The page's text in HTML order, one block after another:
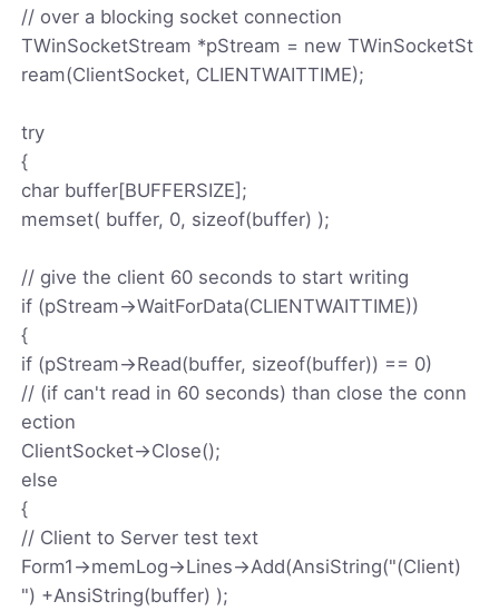
// over a blocking socket connection
TWinSocketStream *pStream = new TWinSocketSt
ream(ClientSocket, CLIENTWAITTIME);
try
{
char buffer[BUFFERSIZE];
memset( buffer, 0, sizeof(buffer) );
// give the client 60 seconds to start writing
if (pStream->WaitForData(CLIENTWAITTIME))
{
if (pStream->Read(buffer, sizeof(buffer)) == 0)
// (if can't read in 60 seconds) than close the conn
ection
ClientSocket->Close();
else
{
// Client to Server test text
Form1->memLog->Lines->Add(AnsiString("(Client)
") +AnsiString(buffer) );